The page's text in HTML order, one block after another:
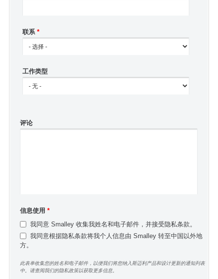
联系 *
工作类型
评论
信息使用 *
我同意 Smalley 收集我姓名和电子邮件，并接受隐私条款。
我同意根据隐私条款将我个人信息由 Smalley 转至中国以外地
方。
此表单收集您的姓名和电子邮件，以便我们将您纳入斯迈利产品和设计更新的通知列表
中。请查阅我们的隐私政策以获取更多信息。